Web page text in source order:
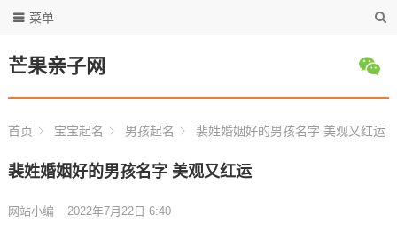
芒果亲子网
菜单
首页 宝宝起名 男孩起名 裴姓婚姻好的男孩名字 美观又红运
裴姓婚姻好的男孩名字 美观又红运
网站小编 2022年7月22日 6:40